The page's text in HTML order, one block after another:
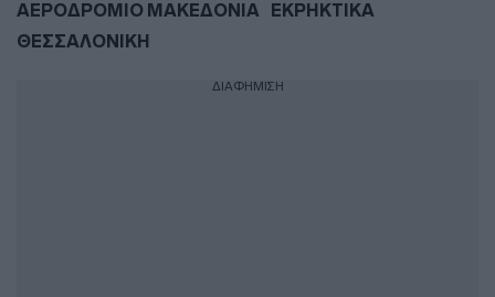
ΑΕΡΟΔΡΟΜΙΟ ΜΑΚΕΔΟΝΙΑ
ΕΚΡΗΚΤΙΚΑ
ΘΕΣΣΑΛΟΝΙΚΗ
ΔΙΑΦΗΜΙΣΗ